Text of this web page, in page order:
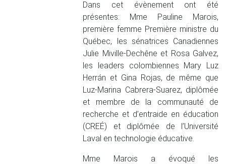
Dans cet évènement ont été
présentes: Mme Pauline Marois,
première femme Première ministre du
Québec, les sénatrices Canadiennes
Julie Miville-Dechêne et Rosa Galvez,
les leaders colombiennes Mary Luz
Herrán et Gina Rojas, de même que
Luz-Marina Cabrera-Suarez, diplômée
et membre de la communauté de
recherche et d’entraide en éducation
(CREÉ) et diplômée de l’Université
Laval en technologie éducative.
Mme Marois a évoqué les